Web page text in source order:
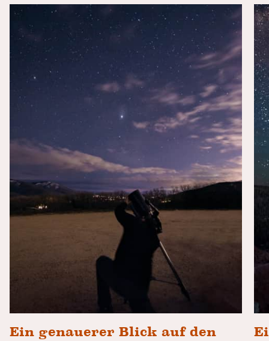
Ein genauerer Blick auf den